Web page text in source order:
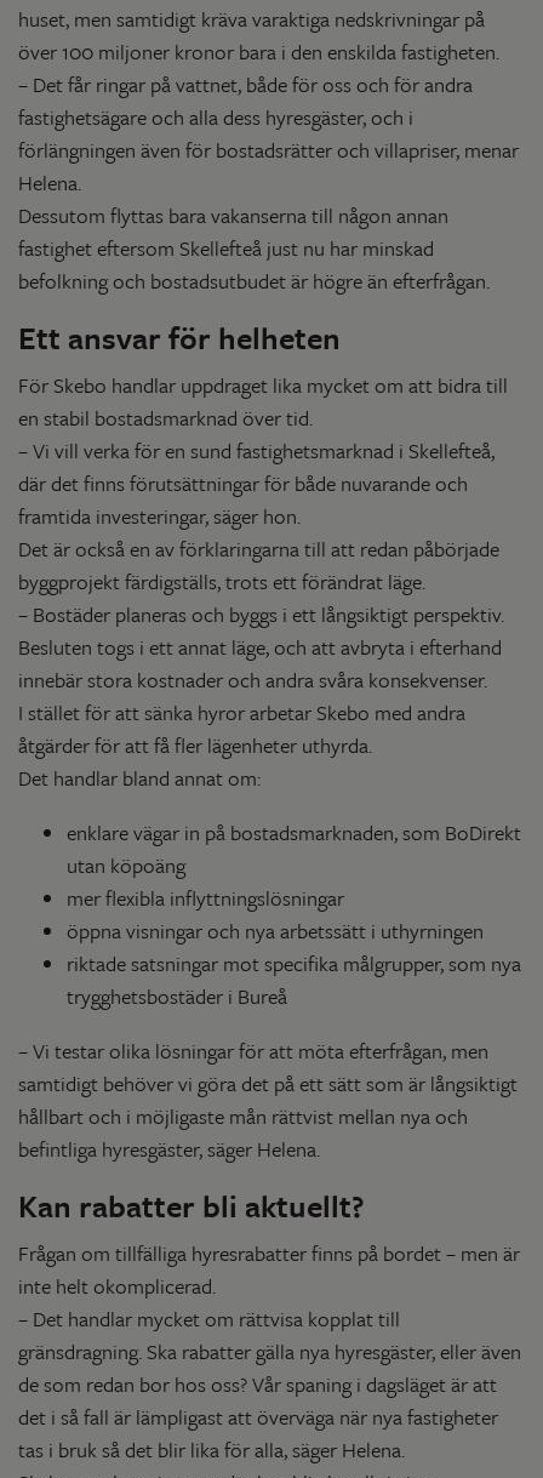
huset, men samtidigt kräva varaktiga nedskrivningar på
över 100 miljoner kronor bara i den enskilda fastigheten.
– Det får ringar på vattnet, både för oss och för andra
fastighetsägare och alla dess hyresgäster, och i
förlängningen även för bostadsrätter och villapriser, menar
Helena.
Dessutom flyttas bara vakanserna till någon annan
fastighet eftersom Skellefteå just nu har minskad
befolkning och bostadsutbudet är högre än efterfrågan.
Ett ansvar för helheten
För Skebo handlar uppdraget lika mycket om att bidra till
en stabil bostadsmarknad över tid.
– Vi vill verka för en sund fastighetsmarknad i Skellefteå,
där det finns förutsättningar för både nuvarande och
framtida investeringar, säger hon.
Det är också en av förklaringarna till att redan påbörjade
byggprojekt färdigställs, trots ett förändrat läge.
– Bostäder planeras och byggs i ett långsiktigt perspektiv.
Besluten togs i ett annat läge, och att avbryta i efterhand
innebär stora kostnader och andra svåra konsekvenser.
I stället för att sänka hyror arbetar Skebo med andra
åtgärder för att få fler lägenheter uthyrda.
Det handlar bland annat om:
enklare vägar in på bostadsmarknaden, som BoDirekt
utan köpoäng
mer flexibla inflyttningslösningar
öppna visningar och nya arbetssätt i uthyrningen
riktade satsningar mot specifika målgrupper, som nya
trygghetsbostäder i Bureå
– Vi testar olika lösningar för att möta efterfrågan, men
samtidigt behöver vi göra det på ett sätt som är långsiktigt
hållbart och i möjligaste mån rättvist mellan nya och
befintliga hyresgäster, säger Helena.
Kan rabatter bli aktuellt?
Frågan om tillfälliga hyresrabatter finns på bordet – men är
inte helt okomplicerad.
– Det handlar mycket om rättvisa kopplat till
gränsdragning. Ska rabatter gälla nya hyresgäster, eller även
de som redan bor hos oss? Vår spaning i dagsläget är att
det i så fall är lämpligast att överväga när nya fastigheter
tas i bruk så det blir lika för alla, säger Helena.